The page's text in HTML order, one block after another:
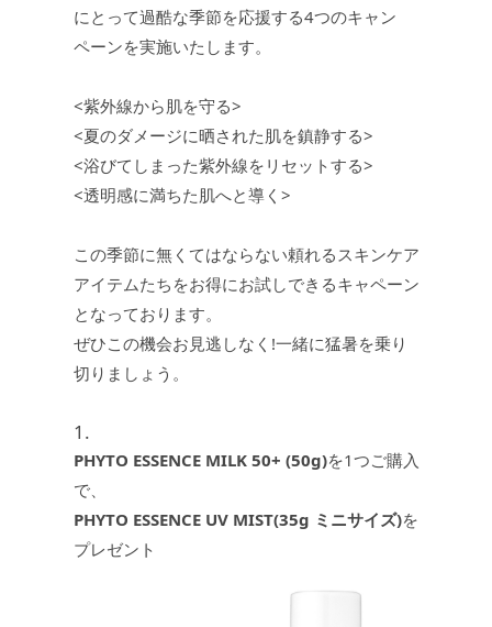
にとって過酷な季節を応援する4つのキャン
ペーンを実施いたします。
<紫外線から肌を守る>
<夏のダメージに晒された肌を鎮静する>
<浴びてしまった紫外線をリセットする>
<透明感に満ちた肌へと導く>
この季節に無くてはならない頼れるスキンケア
アイテムたちをお得にお試しできるキャペーン
となっております。
ぜひこの機会お見逃しなく!一緒に猛暑を乗り
切りましょう。
1.
PHYTO ESSENCE MILK 50+ (50g)を1つご購入
で、
PHYTO ESSENCE UV MIST(35g ミニサイズ)を
プレゼント